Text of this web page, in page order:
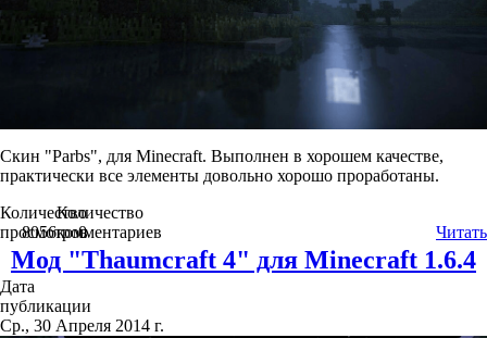
Скин "Parbs", для Minecraft. Выполнен в хорошем качестве,
практически все элементы довольно хорошо проработаны.
Количество
просмотров
8056
Количество
комментариев
0 Читать
Мод "Thaumcraft 4" для Minecraft 1.6.4
Дата
публикации
Ср., 30 Апреля 2014 г.